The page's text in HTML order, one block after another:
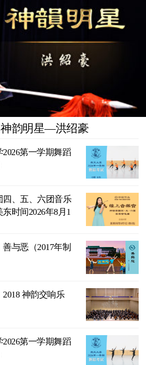
神韵明星—洪绍豪
2026第一学期舞蹈
四、五、六团音乐
时间2026年8月1
善与恶（2017年制
2018 神韵交响乐
2026第一学期舞蹈